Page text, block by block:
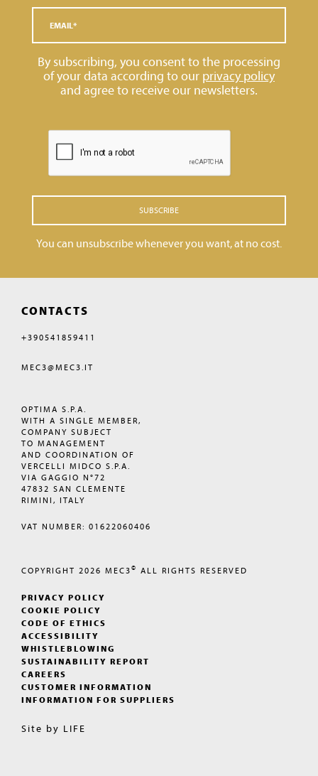
By subscribing, you consent to the processing
of your data according to our privacy policy
and agree to receive our newsletters.
SUBSCRIBE
You can unsubscribe whenever you want, at no cost.
CONTACTS
+390541859411
MEC3@MEC3.IT
OPTIMA S.P.A.
WITH A SINGLE MEMBER,
COMPANY SUBJECT
TO MANAGEMENT
AND COORDINATION OF
VERCELLI MIDCO S.P.A.
VIA GAGGIO N°72
47832 SAN CLEMENTE
RIMINI, ITALY
VAT NUMBER: 01622060406
COPYRIGHT 2026 MEC3© ALL RIGHTS RESERVED
PRIVACY POLICY
COOKIE POLICY
CODE OF ETHICS
ACCESSIBILITY
WHISTLEBLOWING
SUSTAINABILITY REPORT
CAREERS
CUSTOMER INFORMATION
INFORMATION FOR SUPPLIERS
Site by LIFE